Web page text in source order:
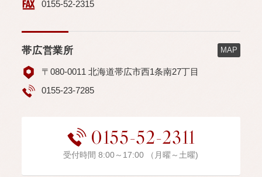
0155-52-2315
MAP
帯広営業所
〒080-0011 北海道帯広市西1条南27丁目
0155-23-7285
0155-52-2311
受付時間 8:00～17:00 （月曜～土曜)